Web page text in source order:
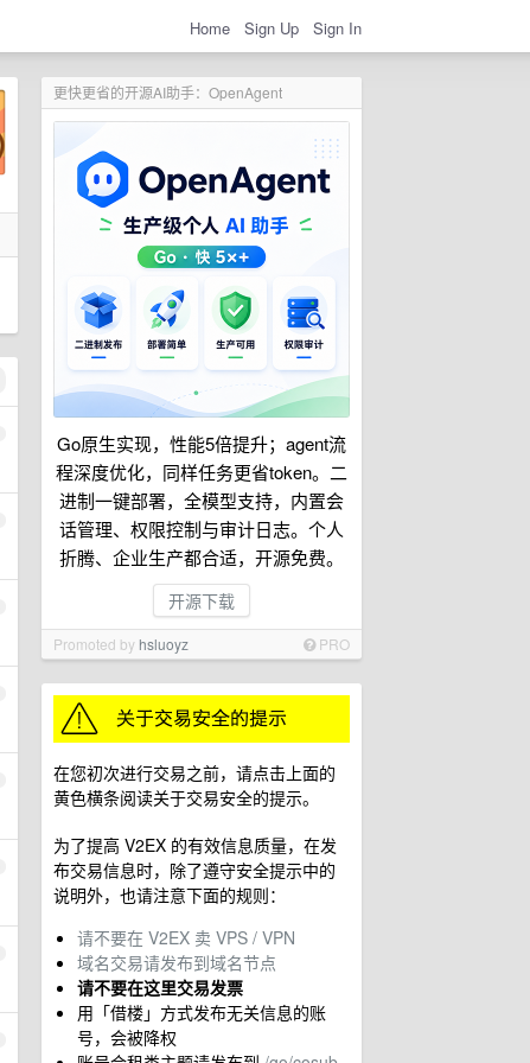
Home Sign Up Sign In
更快更省的开源AI助手：OpenAgent
Go原生实现，性能5倍提升；agent流
程深度优化，同样任务更省token。二
进制一键部署，全模型支持，内置会
话管理、权限控制与审计日志。个人
折腾、企业生产都合适，开源免费。
开源下载
Promoted by hsluoyz PRO
在您初次进行交易之前，请点击上面的
黄色横条阅读关于交易安全的提示。
为了提高 V2EX 的有效信息质量，在发
布交易信息时，除了遵守安全提示中的
说明外，也请注意下面的规则：
请不要在 V2EX 卖 VPS / VPN
域名交易请发布到域名节点
请不要在这里交易发票
用「借楼」方式发布无关信息的账
号，会被降权